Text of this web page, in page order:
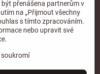
přenášena partnerům v
na „Přijmout všechny
s tímto zpracováním.
nebo upravit své